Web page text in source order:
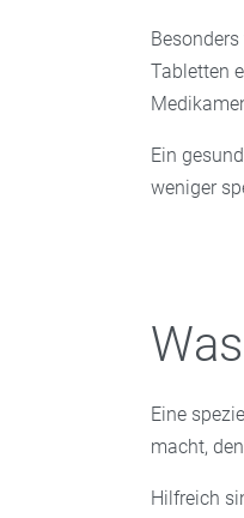
Tabletten
Ein
weniger
Eine
macht,
Hilfreich